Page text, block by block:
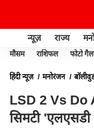
न्यूज़ राज्य
मौसम राशिफल फोटो
हिंदी न्यूज़ मनोरंजन
LSD 2 Vs Do
सिमटी